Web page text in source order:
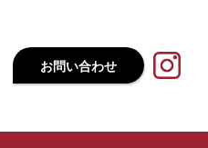
お問い合わせ